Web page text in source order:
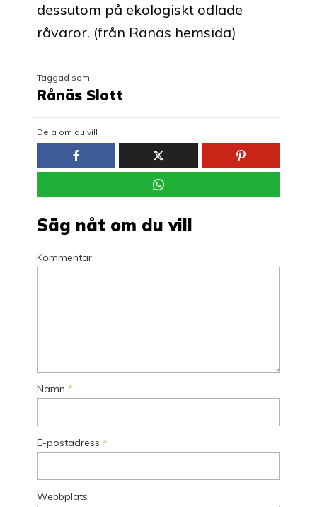
dessutom på ekologiskt odlade
råvaror. (från Ränäs hemsida)
Taggad som
Rånäs Slott
Dela om du vill
Säg nåt om du vill
Kommentar
Namn *
E-postadress *
Webbplats